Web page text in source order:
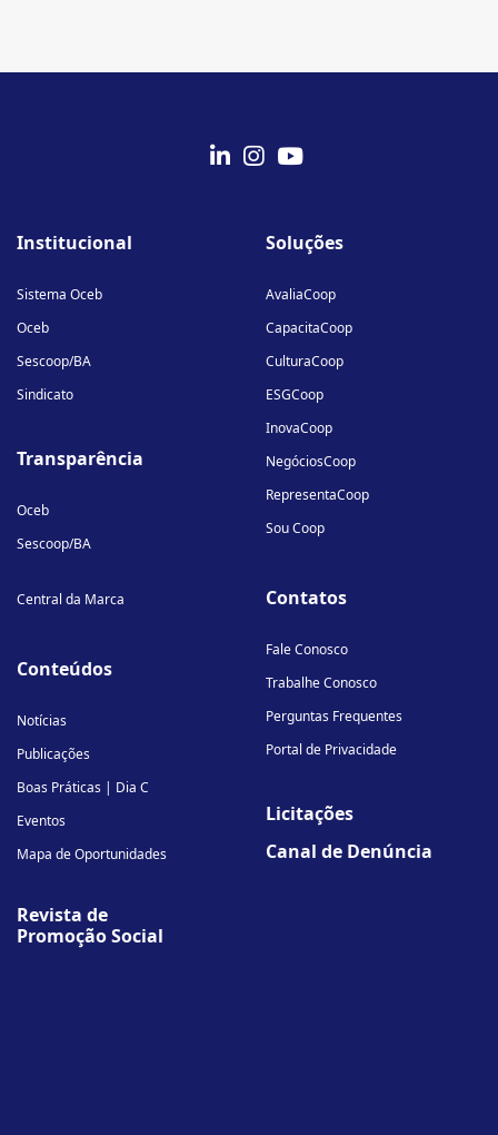
linkedin-
instagram
youtube
Institucional
Sistema Oceb
Oceb
Sescoop/BA
Sindicato
Transparência
Oceb
Sescoop/BA
Central da Marca
Conteúdos
Notícias
Publicações
Boas Práticas | Dia C
Eventos
Mapa de Oportunidades
Revista de
Promoção Social
Soluções
AvaliaCoop
CapacitaCoop
CulturaCoop
ESGCoop
InovaCoop
NegóciosCoop
RepresentaCoop
Sou Coop
Contatos
Fale Conosco
Trabalhe Conosco
Perguntas Frequentes
Portal de Privacidade
Licitações
Canal de Denúncia